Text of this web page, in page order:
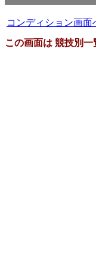
コンディション画面
この画面は 競技別一